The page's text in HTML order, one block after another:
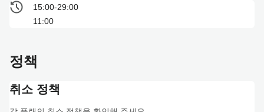
15:00-29:00
11:00
정책
취소 정책